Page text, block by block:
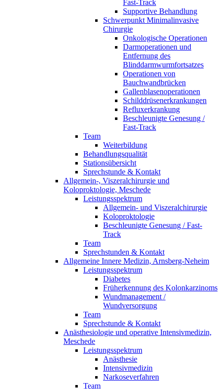
Fast-Track
Supportive Behandlung
Schwerpunkt Minimalinvasive
Chirurgie
Onkologische Operationen
Darmoperationen und
Entfernung des
Blinddarmwurmfortsatzes
Operationen von
Bauchwandbrücken
Gallenblasenoperationen
Schilddrüsenerkrankungen
Refluxerkrankung
Beschleunigte Genesung /
Fast-Track
Team
Weiterbildung
Behandlungsqualität
Stationsübersicht
Sprechstunde & Kontakt
Allgemein-, Viszeralchirurgie und
Koloproktologie, Meschede
Leistungsspektrum
Allgemein- und Viszeralchirurgie
Koloproktologie
Beschleunigte Genesung / Fast-
Track
Team
Sprechstunden & Kontakt
Allgemeine Innere Medizin, Arnsberg-Neheim
Leistungsspektrum
Diabetes
Früherkennung des Kolonkarzinoms
Wundmanagement /
Wundversorgung
Team
Sprechstunde & Kontakt
Anästhesiologie und operative Intensivmedizin,
Meschede
Leistungsspektrum
Anästhesie
Intensivmedizin
Narkoseverfahren
Team